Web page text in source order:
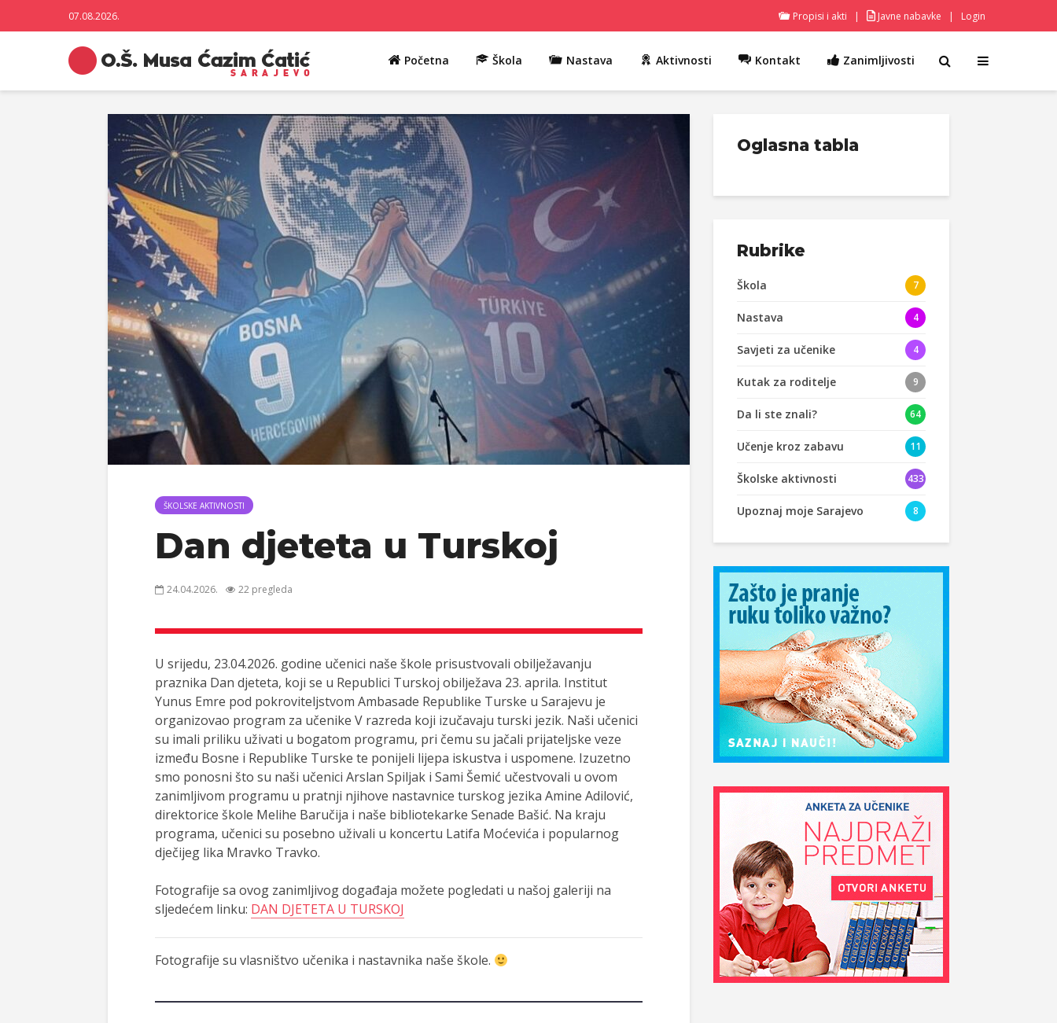
07.08.2026. Propisi i akti | Javne nabavke | Login
Početna Škola Nastava Aktivnosti Kontakt Zanimljivosti
ŠKOLSKE AKTIVNOSTI
Dan djeteta u Turskoj
24.04.2026. 22 pregleda
U srijedu, 23.04.2026. godine učenici naše škole prisustvovali obilježavanju
praznika Dan djeteta, koji se u Republici Turskoj obilježava 23. aprila. Institut
Yunus Emre pod pokroviteljstvom Ambasade Republike Turske u Sarajevu je
organizovao program za učenike V razreda koji izučavaju turski jezik. Naši učenici
su imali priliku uživati u bogatom programu, pri čemu su jačali prijateljske veze
između Bosne i Republike Turske te ponijeli lijepa iskustva i uspomene. Izuzetno
smo ponosni što su naši učenici Arslan Spiljak i Sami Šemić učestvovali u ovom
zanimljivom programu u pratnji njihove nastavnice turskog jezika Amine Adilović,
direktorice škole Melihe Baručija i naše bibliotekarke Senade Bašić. Na kraju
programa, učenici su posebno uživali u koncertu Latifa Moćevića i popularnog
dječijeg lika Mravko Travko.
Fotografije sa ovog zanimljivog događaja možete pogledati u našoj galeriji na
sljedećem linku: DAN DJETETA U TURSKOJ
Fotografije su vlasništvo učenika i nastavnika naše škole.
Oglasna tabla
Rubrike
Škola 7
Nastava 4
Savjeti za učenike 4
Kutak za roditelje 9
Da li ste znali? 64
Učenje kroz zabavu 11
Školske aktivnosti 433
Upoznaj moje Sarajevo 8